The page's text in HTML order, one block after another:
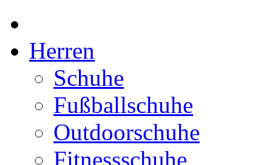
Herren
Schuhe
Fußballschuhe
Outdoorschuhe
Fitnessschuhe